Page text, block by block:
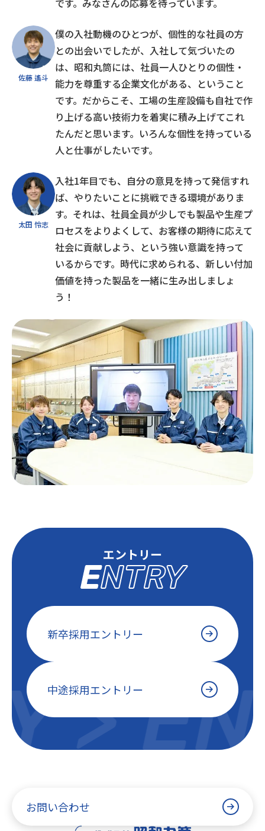
です。みなさんの応募を待っています。
佐藤 遙斗
僕の入社動機のひとつが、個性的な社員の方
との出会いでしたが、入社して気づいたの
は、昭和丸筒には、社員一人ひとりの個性・
能力を尊重する企業文化がある、ということ
です。だからこそ、工場の生産設備も自社で作
り上げる高い技術力を着実に積み上げてこれ
たんだと思います。いろんな個性を持っている
人と仕事がしたいです。
太田 怜志
入社1年目でも、自分の意見を持って発信すれ
ば、やりたいことに挑戦できる環境がありま
す。それは、社員全員が少しでも製品や生産プ
ロセスをよりよくして、お客様の期待に応えて
社会に貢献しよう、という強い意識を持って
いるからです。時代に求められる、新しい付加
価値を持った製品を一緒に生み出しましょ
う！
エントリー
ENTRY
新卒採用エントリー
中途採用エントリー
お問い合わせ